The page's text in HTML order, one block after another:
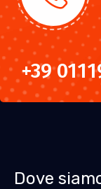
+39
Dove